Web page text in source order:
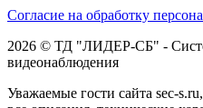
Согласие на обработку
2026 © ТД "ЛИДЕР-СБ" -
видеонаблюдения
Уважаемые гости сайта sec-